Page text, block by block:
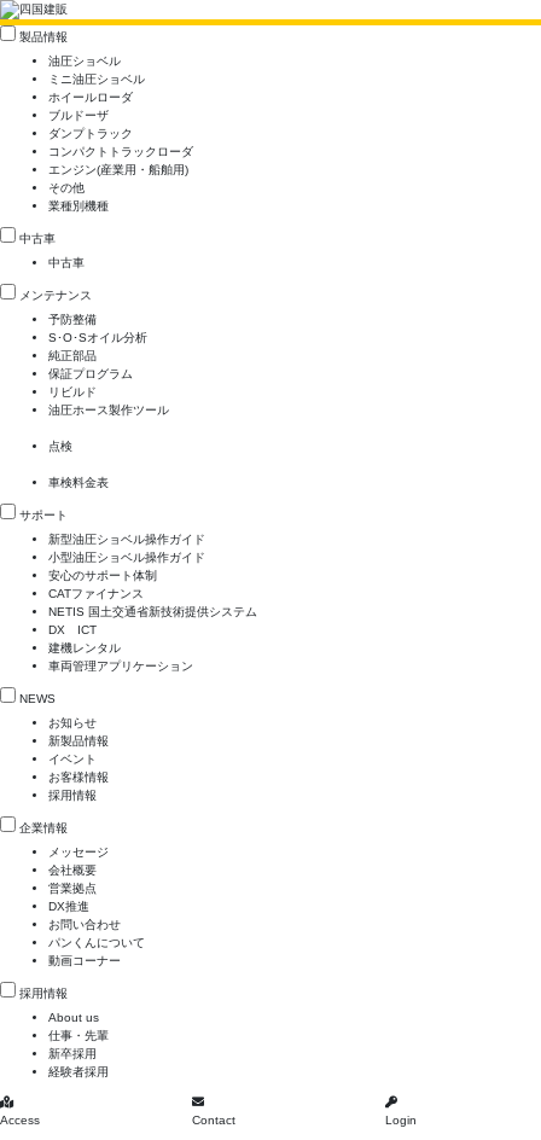
製品情報
油圧ショベル
ミニ油圧ショベル
ホイールローダ
ブルドーザ
ダンプトラック
コンパクトトラックローダ
エンジン(産業用・船舶用)
その他
業種別機種
中古車
中古車
メンテナンス
予防整備
S･O･Sオイル分析
純正部品
保証プログラム
リビルド
油圧ホース製作ツール
点検
車検料金表
サポート
新型油圧ショベル操作ガイド
小型油圧ショベル操作ガイド
安心のサポート体制
CATファイナンス
NETIS 国土交通省新技術提供システム
DX ICT
建機レンタル
車両管理アプリケーション
NEWS
お知らせ
新製品情報
イベント
お客様情報
採用情報
企業情報
メッセージ
会社概要
営業拠点
DX推進
お問い合わせ
パンくんについて
動画コーナー
採用情報
About us
仕事・先輩
新卒採用
経験者採用
Access Contact Login